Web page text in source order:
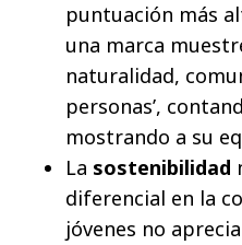
puntuación más
una marca
naturalidad,
personas’,
mostrando a su
La sostenibilidad
diferencial en la
jóvenes no